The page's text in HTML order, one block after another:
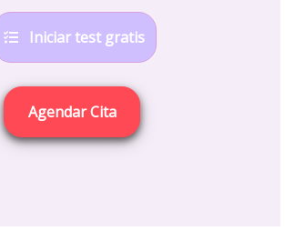
Iniciar test gratis
Agendar Cita